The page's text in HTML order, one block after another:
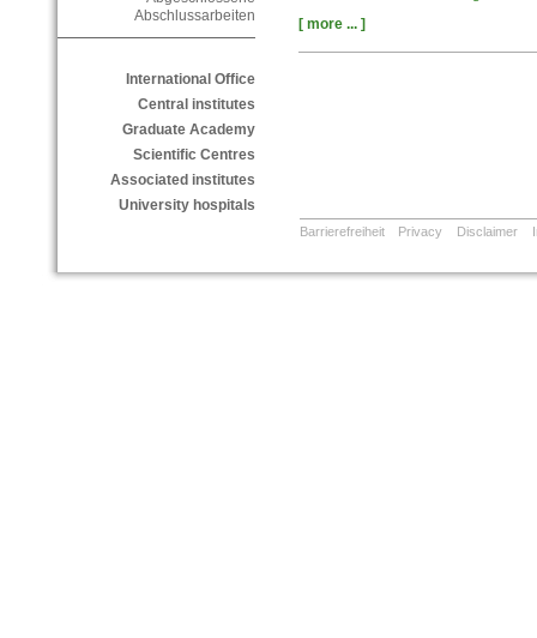
Abschlussarbeiten
International Office
Central institutes
Graduate Academy
Scientific Centres
Associated institutes
University hospitals
[ more ... ]
Barrierefreiheit Privacy Disclaimer